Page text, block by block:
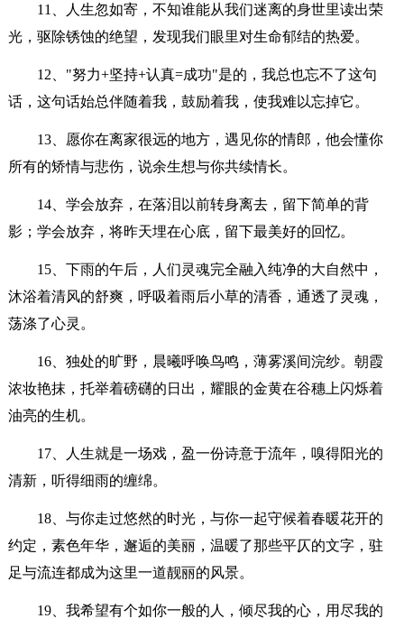
11、人生忽如寄，不知谁能从我们迷离的身世里读出荣
光，驱除锈蚀的绝望，发现我们眼里对生命郁结的热爱。
12、"努力+坚持+认真=成功"是的，我总也忘不了这句
话，这句话始总伴随着我，鼓励着我，使我难以忘掉它。
13、愿你在离家很远的地方，遇见你的情郎，他会懂你
所有的矫情与悲伤，说余生想与你共续情长。
14、学会放弃，在落泪以前转身离去，留下简单的背
影；学会放弃，将昨天埋在心底，留下最美好的回忆。
15、下雨的午后，人们灵魂完全融入纯净的大自然中，
沐浴着清风的舒爽，呼吸着雨后小草的清香，通透了灵魂，
荡涤了心灵。
16、独处的旷野，晨曦呼唤鸟鸣，薄雾溪间浣纱。朝霞
浓妆艳抹，托举着磅礴的日出，耀眼的金黄在谷穗上闪烁着
油亮的生机。
17、人生就是一场戏，盈一份诗意于流年，嗅得阳光的
清新，听得细雨的缠绵。
18、与你走过悠然的时光，与你一起守候着春暖花开的
约定，素色年华，邂逅的美丽，温暖了那些平仄的文字，驻
足与流连都成为这里一道靓丽的风景。
19、我希望有个如你一般的人，倾尽我的心，用尽我的